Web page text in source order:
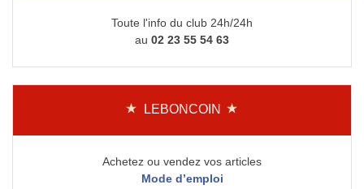
Toute l'info du club 24h/24h
au 02 23 55 54 63
LEBONCOIN
Achetez ou vendez vos articles
Mode d’emploi